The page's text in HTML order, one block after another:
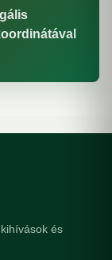
és